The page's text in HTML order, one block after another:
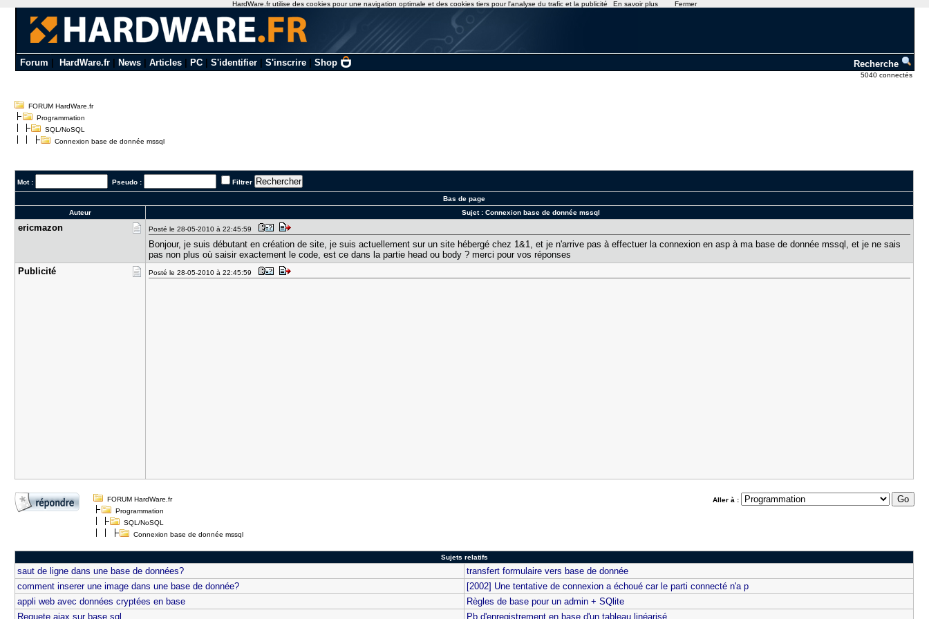
Forum HardWare.fr| News| Articles| PC| S'identifier| S'inscrire| Shop Recherche
5040 connectés
FORUM HardWare.fr
Programmation
SQL/NoSQL
Connexion base de donnée mssql
Mot : Pseudo : Filtrer
Bas de page
Auteur
Sujet : Connexion base de donnée mssql
ericmazon Posté le 28-05-2010 à 22:45:59
Bonjour, je suis débutant en création de site, je suis actuellement sur un site hébergé chez 1&1, et je n'arrive pas à effectuer la connexion en asp à ma base de donnée mssql, et je ne sais
pas non plus où saisir exactement le code, est ce dans la partie head ou body ? merci pour vos réponses
Publicité
Posté le 28-05-2010 à 22:45:59
Aller à :
FORUM HardWare.fr
Programmation
SQL/NoSQL
Connexion base de donnée mssql
Sujets relatifs
saut de ligne dans une base de données?
transfert formulaire vers base de donnée
comment inserer une image dans une base de donnée?
[2002] Une tentative de connexion a échoué car le parti connecté n'a p
appli web avec données cryptées en base
Règles de base pour un admin + SQlite
Requete ajax sur base sql
Pb d'enregistrement en base d'un tableau linéarisé
HardWare.fr utilise des cookies pour une navigation optimale et des cookies tiers pour l'analyse du trafic et la publicité En savoir plus Fermer